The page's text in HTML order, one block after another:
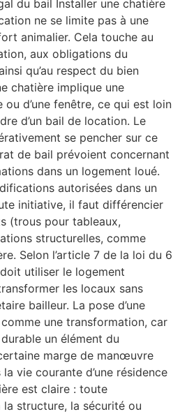
du bail Installer une chatière
ne se limite pas à une
animalier. Cela touche au
aux obligations du
qu’au respect du bien
chatière implique une
d’une fenêtre, ce qui est loin
d’un bail de location. Le
se pencher sur ce
de bail prévoient concernant
dans un logement loué.
autorisées dans un
initiative, il faut différencier
(trous pour tableaux,
structurelles, comme
Selon l’article 7 de la loi du 6
utiliser le logement
les locaux sans
bailleur. La pose d’une
une transformation, car
un élément du
marge de manœuvre
vie courante d’une résidence
est claire : toute
structure, la sécurité ou